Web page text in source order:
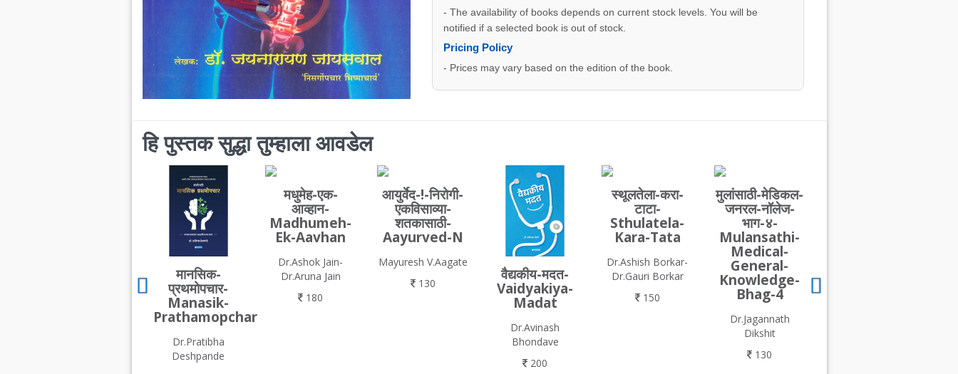
- The availability of books depends on current stock levels. You will be
notified if a selected book is out of stock.
Pricing Policy
- Prices may vary based on the edition of the book.
हि पुस्तक सुद्धा तुम्हाला आवडेल
मानसिक-
प्रथमोपचार-
Manasik-
Prathamopchar
Dr.Pratibha
Deshpande
मधुमेह-एक-
आव्हान-
Madhumeh-
Ek-Aavhan
Dr.Ashok Jain-
Dr.Aruna Jain
180
आयुर्वेद-!-निरोगी-
एकविसाव्या-
शतकासाठी-
Aayurved-N
Mayuresh V.Aagate
130
वैद्यकीय-मदत-
Vaidyakiya-
Madat
Dr.Avinash
Bhondave
200
स्थूलतेला-करा-
टाटा-
Sthulatela-
Kara-Tata
Dr.Ashish Borkar-
Dr.Gauri Borkar
150
मुलांसाठी-मेडिकल-
जनरल-नॉलेज-
भाग-४-
Mulansathi-
Medical-
General-
Knowledge-
Bhag-4
Dr.Jagannath
Dikshit
130